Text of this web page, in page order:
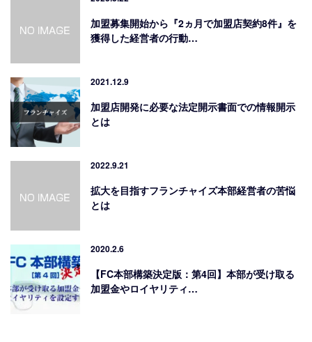
加盟募集開始から『2ヵ月で加盟店契約8件』を
獲得した経営者の行動…
2021.12.9
加盟店開発に必要な法定開示書面での情報開示
とは
2022.9.21
拡大を目指すフランチャイズ本部経営者の苦悩
とは
2020.2.6
【FC本部構築決定版：第4回】本部が受け取る
加盟金やロイヤリティ…